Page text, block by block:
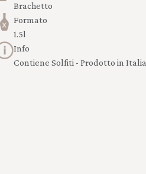
Brachetto
Formato
1.5l
Info
Contiene Solfiti - Prodotto in Italia